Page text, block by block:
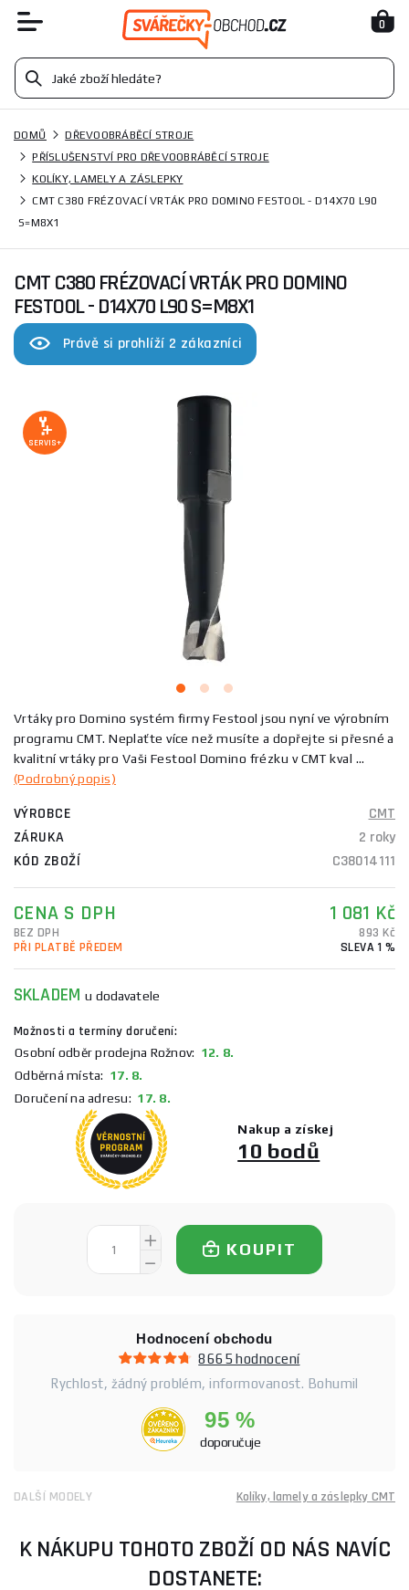
0
DOMŮ
DŘEVOOBRÁBĚCÍ STROJE
PŘÍSLUŠENSTVÍ PRO DŘEVOOBRÁBĚCÍ STROJE
KOLÍKY, LAMELY A ZÁSLEPKY
CMT C380 FRÉZOVACÍ VRTÁK PRO DOMINO FESTOOL - D14X70 L90
S=M8X1
CMT C380 FRÉZOVACÍ VRTÁK PRO DOMINO
FESTOOL - D14X70 L90 S=M8X1
Právě si prohlíží 2 zákazníci
SERVIS+
Vrtáky pro Domino systém firmy Festool jsou nyní ve výrobním
programu CMT. Neplaťte více než musíte a dopřejte si přesné a
kvalitní vrtáky pro Vaši Festool Domino frézku v CMT kval ...
(Podrobný popis)
VÝROBCE
CMT
ZÁRUKA
2 roky
KÓD ZBOŽÍ
C38014111
CENA S DPH 1 081 Kč
BEZ DPH
893 Kč
PŘI PLATBĚ PŘEDEM
SLEVA 1 %
SKLADEMu dodavatele
Možnosti a termíny doručení:
Osobní odběr prodejna Rožnov: 12. 8.
Odběrná místa: 17. 8.
Doručení na adresu: 17. 8.
Nakup a získej
10 bodů
KOUPIT
Hodnocení obchodu
8665 hodnocení
Rychlost, žádný problém, informovanost. Bohumil
95 %
doporučuje
DALŠÍ MODELY Kolíky, lamely a záslepky CMT
K NÁKUPU TOHOTO ZBOŽÍ OD NÁS NAVÍC
DOSTANETE: